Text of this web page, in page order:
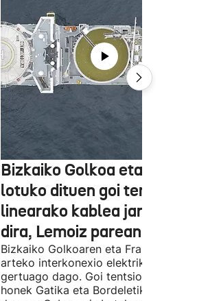
Bizkaiko Golkoa eta
lotuko dituen goi tentsioko
linearako kablea jartzen
dira, Lemoiz parean
Bizkaiko Golkoaren eta Frantziaren
arteko interkonexio elektrikoa
gertuago dago. Goi tentsioko linea
honek Gatika eta Bordeletik gertu